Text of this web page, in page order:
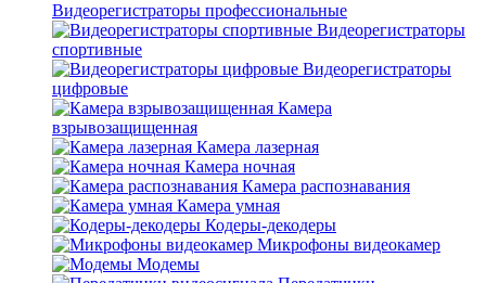
Видеорегистраторы профессиональные
Видеорегистраторы
спортивные
Видеорегистраторы
цифровые
Камера
взрывозащищенная
Камера лазерная
Камера ночная
Камера распознавания
Камера умная
Кодеры-декодеры
Микрофоны видеокамер
Модемы